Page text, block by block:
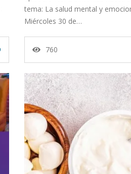
tema: La salud mental y
Miércoles 30 de…
760